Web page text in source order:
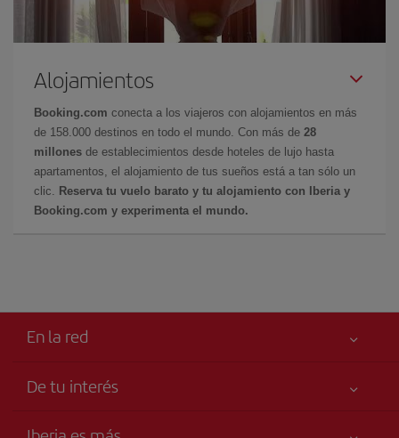
Alojamientos
Booking.com conecta a los viajeros con alojamientos en más
de 158.000 destinos en todo el mundo. Con más de 28
millones de establecimientos desde hoteles de lujo hasta
apartamentos, el alojamiento de tus sueños está a tan sólo un
clic.
Reserva tu vuelo barato y tu alojamiento con Iberia y
Booking.com y experimenta el mundo.
En la red
De tu interés